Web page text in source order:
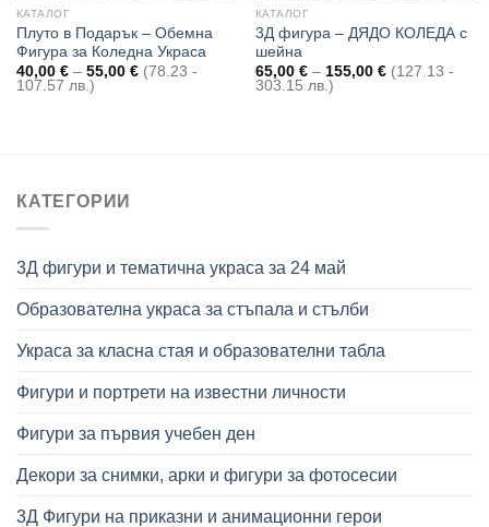
КАТАЛОГ
Плуто в Подарък – Обемна
Фигура за Коледна Украса
40,00 € – 55,00 €Price
range:
(78.23 -
107.57 лв.)
КАТАЛОГ
3Д фигура – ДЯДО КОЛЕДА с
шейна
65,00 € – 155,00 €Price
range:
(127.13 -
303.15 лв.)
КАТЕГОРИИ
3Д фигури и тематична украса за 24 май
Образователна украса за стъпала и стълби
Украса за класна стая и образователни табла
Фигури и портрети на известни личности
Фигури за първия учебен ден
Декори за снимки, арки и фигури за фотосесии
3Д Фигури на приказни и анимационни герои